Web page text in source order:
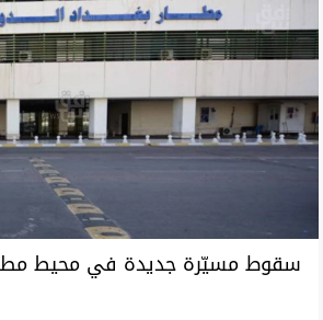
سقوط مسيّرة جديدة في محيط